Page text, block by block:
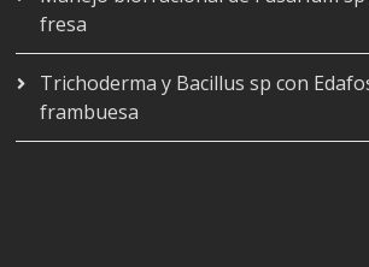
fresa
Trichoderma y Bacillus sp con
frambuesa